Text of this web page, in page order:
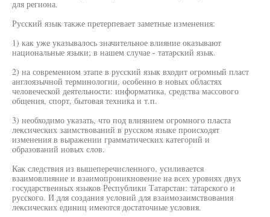
для региона.
Русский язык также претерпевает заметные изменения:
1) как уже указывалось значительное влияние оказывают
национальные языки; в нашем случае - татарский язык.
2) на современном этапе в русский язык входит огромный пласт
англоязычной терминологии, особенно в новых областях
человеческой деятельности: информатика, средства массового
общения, спорт, бытовая техника и т.п.
3) необходимо указать, что под влиянием огромного пласта
лексических заимствований в русском языке происходят
изменения в выражении грамматических категорий и
образований новых слов.
Как следствия из вышеперечисленного, усиливается
взаимовлияние и взаимопроникновение на всех уровнях двух
государственных языков Республики Татарстан: татарского и
русского. И для создания условий для взаимозаимствования
лексических единиц имеются достаточные условия.